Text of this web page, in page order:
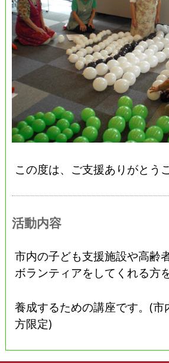
この度は、ご支援ありがとう
活動内容
市内の子ども支援施設や高齢
ボランティアをしてくれる方
養成するための講座です。(
方限定)